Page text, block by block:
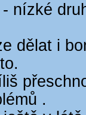
nízké
dělat i
.